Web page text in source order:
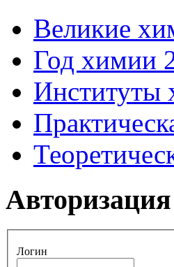
Великие
Год химии
Институты
Авторизация
Логин